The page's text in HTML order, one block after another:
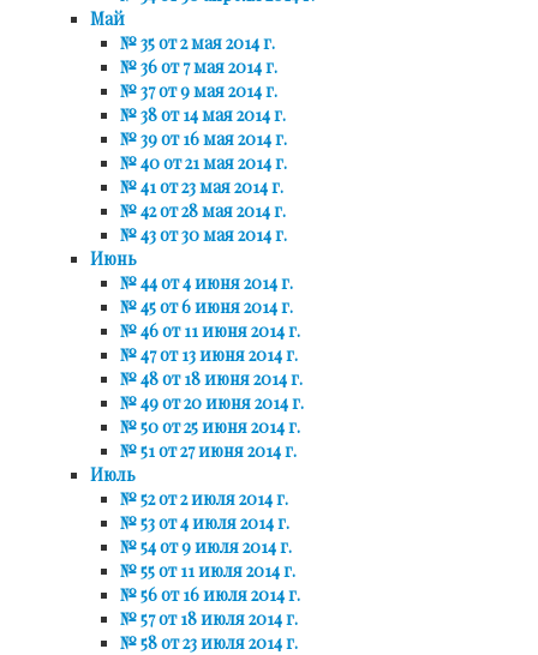
Май
№ 35 от 2 мая 2014 г.
№ 36 от 7 мая 2014 г.
№ 37 от 9 мая 2014 г.
№ 38 от 14 мая 2014 г.
№ 39 от 16 мая 2014 г.
№ 40 от 21 мая 2014 г.
№ 41 от 23 мая 2014 г.
№ 42 от 28 мая 2014 г.
№ 43 от 30 мая 2014 г.
Июнь
№ 44 от 4 июня 2014 г.
№ 45 от 6 июня 2014 г.
№ 46 от 11 июня 2014 г.
№ 47 от 13 июня 2014 г.
№ 48 от 18 июня 2014 г.
№ 49 от 20 июня 2014 г.
№ 50 от 25 июня 2014 г.
№ 51 от 27 июня 2014 г.
Июль
№ 52 от 2 июля 2014 г.
№ 53 от 4 июля 2014 г.
№ 54 от 9 июля 2014 г.
№ 55 от 11 июля 2014 г.
№ 56 от 16 июля 2014 г.
№ 57 от 18 июля 2014 г.
№ 58 от 23 июля 2014 г.